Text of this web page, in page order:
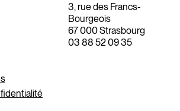
3, rue des Francs-
Bourgeois
67 000 Strasbourg
03 88 52 09 35